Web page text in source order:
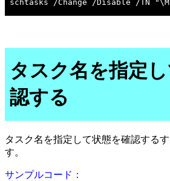
タスク名を指定
認する
タスク名を指定して状態を確認する
す。
サンプルコード：